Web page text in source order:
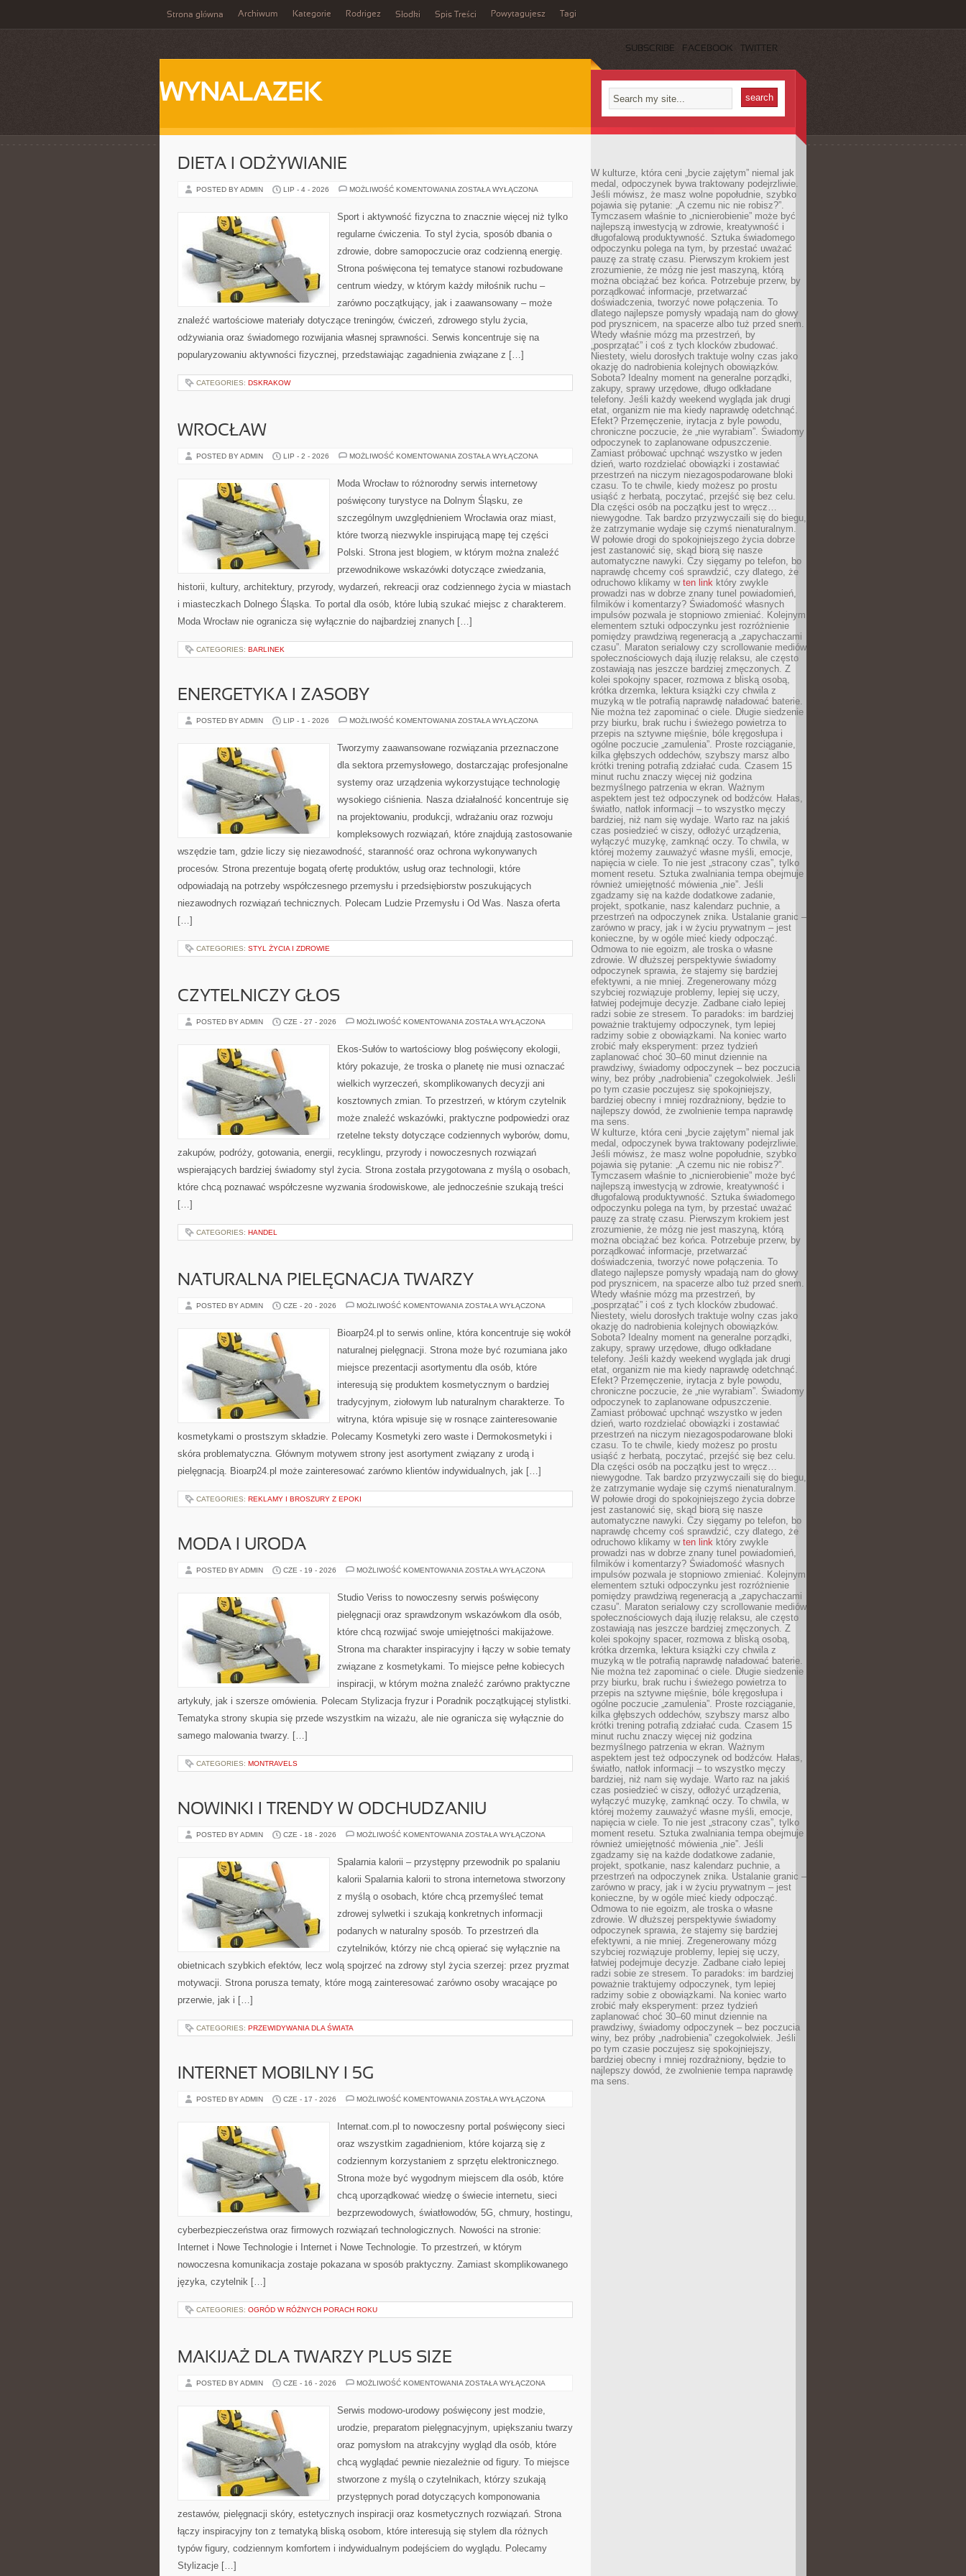
Strona główna Archiwum Kategorie Rodrigez Słodki Spis Treści Powytagujesz Tagi
SUBSCRIBE FACEBOOK TWITTER
WYNALAZEK
DIETA I ODŻYWIANIE
POSTED BY ADMIN LIP - 4 - 2026 MOŻLIWOŚĆ KOMENTOWANIA DIETA
ZOSTAŁA WYŁĄCZONA
Sport i aktywność fizyczna to znacznie więcej niż tylko
regularne ćwiczenia. To styl życia, sposób dbania o
zdrowie, dobre samopoczucie oraz codzienną energię.
Strona poświęcona tej tematyce stanowi rozbudowane
centrum wiedzy, w którym każdy miłośnik ruchu –
zarówno początkujący, jak i zaawansowany – może
znaleźć wartościowe materiały dotyczące treningów, ćwiczeń, zdrowego stylu życia,
odżywiania oraz świadomego rozwijania własnej sprawności. Serwis koncentruje się na
popularyzowaniu aktywności fizycznej, przedstawiając zagadnienia związane z […]
CATEGORIES: DSKRAKOW
WROCŁAW
POSTED BY ADMIN LIP - 2 - 2026 MOŻLIWOŚĆ KOMENTOWANIA WROCŁAW
ZOSTAŁA WYŁĄCZONA
Moda Wrocław to różnorodny serwis internetowy
poświęcony turystyce na Dolnym Śląsku, ze
szczególnym uwzględnieniem Wrocławia oraz miast,
które tworzą niezwykle inspirującą mapę tej części
Polski. Strona jest blogiem, w którym można znaleźć
przewodnikowe wskazówki dotyczące zwiedzania,
historii, kultury, architektury, przyrody, wydarzeń, rekreacji oraz codziennego życia w miastach
i miasteczkach Dolnego Śląska. To portal dla osób, które lubią szukać miejsc z charakterem.
Moda Wrocław nie ogranicza się wyłącznie do najbardziej znanych […]
CATEGORIES: BARLINEK
ENERGETYKA I ZASOBY
POSTED BY ADMIN LIP - 1 - 2026 MOŻLIWOŚĆ KOMENTOWANIA ENERGETYKA
ZOSTAŁA WYŁĄCZONA
Tworzymy zaawansowane rozwiązania przeznaczone
dla sektora przemysłowego, dostarczając profesjonalne
systemy oraz urządzenia wykorzystujące technologię
wysokiego ciśnienia. Nasza działalność koncentruje się
na projektowaniu, produkcji, wdrażaniu oraz rozwoju
kompleksowych rozwiązań, które znajdują zastosowanie
wszędzie tam, gdzie liczy się niezawodność, staranność oraz ochrona wykonywanych
procesów. Strona prezentuje bogatą ofertę produktów, usług oraz technologii, które
odpowiadają na potrzeby współczesnego przemysłu i przedsiębiorstw poszukujących
niezawodnych rozwiązań technicznych. Polecam Ludzie Przemysłu i Od Was. Nasza oferta
[…]
CATEGORIES: STYL ŻYCIA I ZDROWIE
CZYTELNICZY GŁOS
POSTED BY ADMIN CZE - 27 - 2026 MOŻLIWOŚĆ KOMENTOWANIA CZYTELNICZY
ZOSTAŁA WYŁĄCZONA
Ekos-Sułów to wartościowy blog poświęcony ekologii,
który pokazuje, że troska o planetę nie musi oznaczać
wielkich wyrzeczeń, skomplikowanych decyzji ani
kosztownych zmian. To przestrzeń, w którym czytelnik
może znaleźć wskazówki, praktyczne podpowiedzi oraz
rzetelne teksty dotyczące codziennych wyborów, domu,
zakupów, podróży, gotowania, energii, recyklingu, przyrody i nowoczesnych rozwiązań
wspierających bardziej świadomy styl życia. Strona została przygotowana z myślą o osobach,
które chcą poznawać współczesne wyzwania środowiskowe, ale jednocześnie szukają treści
[…]
CATEGORIES: HANDEL
NATURALNA PIELĘGNACJA TWARZY
POSTED BY ADMIN CZE - 20 - 2026 MOŻLIWOŚĆ KOMENTOWANIA NATURALNA
ZOSTAŁA WYŁĄCZONA
Bioarp24.pl to serwis online, która koncentruje się wokół
naturalnej pielęgnacji. Strona może być rozumiana jako
miejsce prezentacji asortymentu dla osób, które
interesują się produktem kosmetycznym o bardziej
tradycyjnym, ziołowym lub naturalnym charakterze. To
witryna, która wpisuje się w rosnące zainteresowanie
kosmetykami o prostszym składzie. Polecamy Kosmetyki zero waste i Dermokosmetyki i
skóra problematyczna. Głównym motywem strony jest asortyment związany z urodą i
pielęgnacją. Bioarp24.pl może zainteresować zarówno klientów indywidualnych, jak […]
CATEGORIES: REKLAMY I BROSZURY Z EPOKI
MODA I URODA
POSTED BY ADMIN CZE - 19 - 2026 MOŻLIWOŚĆ KOMENTOWANIA MODA
ZOSTAŁA WYŁĄCZONA
Studio Veriss to nowoczesny serwis poświęcony
pielęgnacji oraz sprawdzonym wskazówkom dla osób,
które chcą rozwijać swoje umiejętności makijażowe.
Strona ma charakter inspiracyjny i łączy w sobie tematy
związane z kosmetykami. To miejsce pełne kobiecych
inspiracji, w którym można znaleźć zarówno praktyczne
artykuły, jak i szersze omówienia. Polecam Stylizacja fryzur i Poradnik początkującej stylistki.
Tematyka strony skupia się przede wszystkim na wizażu, ale nie ogranicza się wyłącznie do
samego malowania twarzy. […]
CATEGORIES: MONTRAVELS
NOWINKI I TRENDY W ODCHUDZANIU
POSTED BY ADMIN CZE - 18 - 2026 MOŻLIWOŚĆ KOMENTOWANIA NOWINKI
ODCHUDZANIU
ZOSTAŁA WYŁĄCZONA
Spalarnia kalorii – przystępny przewodnik po spalaniu
kalorii Spalarnia kalorii to strona internetowa stworzony
z myślą o osobach, które chcą przemyśleć temat
zdrowej sylwetki i szukają konkretnych informacji
podanych w naturalny sposób. To przestrzeń dla
czytelników, którzy nie chcą opierać się wyłącznie na
obietnicach szybkich efektów, lecz wolą spojrzeć na zdrowy styl życia szerzej: przez pryzmat
motywacji. Strona porusza tematy, które mogą zainteresować zarówno osoby wracające po
przerwie, jak i […]
CATEGORIES: PRZEWIDYWANIA DLA ŚWIATA
INTERNET MOBILNY I 5G
POSTED BY ADMIN CZE - 17 - 2026 MOŻLIWOŚĆ KOMENTOWANIA INTERNET
ZOSTAŁA WYŁĄCZONA
Internat.com.pl to nowoczesny portal poświęcony sieci
oraz wszystkim zagadnieniom, które kojarzą się z
codziennym korzystaniem z sprzętu elektronicznego.
Strona może być wygodnym miejscem dla osób, które
chcą uporządkować wiedzę o świecie internetu, sieci
bezprzewodowych, światłowodów, 5G, chmury, hostingu,
cyberbezpieczeństwa oraz firmowych rozwiązań technologicznych. Nowości na stronie:
Internet i Nowe Technologie i Internet i Nowe Technologie. To przestrzeń, w którym
nowoczesna komunikacja zostaje pokazana w sposób praktyczny. Zamiast skomplikowanego
języka, czytelnik […]
CATEGORIES: OGRÓD W RÓŻNYCH PORACH ROKU
MAKIJAŻ DLA TWARZY PLUS SIZE
POSTED BY ADMIN CZE - 16 - 2026 MOŻLIWOŚĆ KOMENTOWANIA MAKIJAŻ
PLUS
SIZE
ZOSTAŁA WYŁĄCZONA
Serwis modowo-urodowy poświęcony jest modzie,
urodzie, preparatom pielęgnacyjnym, upiększaniu twarzy
oraz pomysłom na atrakcyjny wygląd dla osób, które
chcą wyglądać pewnie niezależnie od figury. To miejsce
stworzone z myślą o czytelnikach, którzy szukają
przystępnych porad dotyczących komponowania
zestawów, pielęgnacji skóry, estetycznych inspiracji oraz kosmetycznych rozwiązań. Strona
łączy inspiracyjny ton z tematyką bliską osobom, które interesują się stylem dla różnych
typów figury, codziennym komfortem i indywidualnym podejściem do wyglądu. Polecamy
Stylizacje […]
W kulturze, która ceni „bycie zajętym” niemal jak
medal, odpoczynek bywa traktowany podejrzliwie.
Jeśli mówisz, że masz wolne popołudnie, szybko
pojawia się pytanie: „A czemu nic nie robisz?”.
Tymczasem właśnie to „nicnierobienie” może być
najlepszą inwestycją w zdrowie, kreatywność i
długofalową produktywność. Sztuka świadomego
odpoczynku polega na tym, by przestać uważać
pauzę za stratę czasu. Pierwszym krokiem jest
zrozumienie, że mózg nie jest maszyną, którą
można obciążać bez końca. Potrzebuje przerw, by
porządkować informacje, przetwarzać
doświadczenia, tworzyć nowe połączenia. To
dlatego najlepsze pomysły wpadają nam do głowy
pod prysznicem, na spacerze albo tuż przed snem.
Wtedy właśnie mózg ma przestrzeń, by
„posprzątać” i coś z tych klocków zbudować.
Niestety, wielu dorosłych traktuje wolny czas jako
okazję do nadrobienia kolejnych obowiązków.
Sobota? Idealny moment na generalne porządki,
zakupy, sprawy urzędowe, długo odkładane
telefony. Jeśli każdy weekend wygląda jak drugi
etat, organizm nie ma kiedy naprawdę odetchnąć.
Efekt? Przemęczenie, irytacja z byle powodu,
chroniczne poczucie, że „nie wyrabiam”. Świadomy
odpoczynek to zaplanowane odpuszczenie.
Zamiast próbować upchnąć wszystko w jeden
dzień, warto rozdzielać obowiązki i zostawiać
przestrzeń na niczym niezagospodarowane bloki
czasu. To te chwile, kiedy możesz po prostu
usiąść z herbatą, poczytać, przejść się bez celu.
Dla części osób na początku jest to wręcz…
niewygodne. Tak bardzo przyzwyczaili się do biegu,
że zatrzymanie wydaje się czymś nienaturalnym.
W połowie drogi do spokojniejszego życia dobrze
jest zastanowić się, skąd biorą się nasze
automatyczne nawyki. Czy sięgamy po telefon, bo
naprawdę chcemy coś sprawdzić, czy dlatego, że
odruchowo klikamy w ten link który zwykle
prowadzi nas w dobrze znany tunel powiadomień,
filmików i komentarzy? Świadomość własnych
impulsów pozwala je stopniowo zmieniać. Kolejnym
elementem sztuki odpoczynku jest rozróżnienie
pomiędzy prawdziwą regeneracją a „zapychaczami
czasu”. Maraton serialowy czy scrollowanie mediów
społecznościowych dają iluzję relaksu, ale często
zostawiają nas jeszcze bardziej zmęczonych. Z
kolei spokojny spacer, rozmowa z bliską osobą,
krótka drzemka, lektura książki czy chwila z
muzyką w tle potrafią naprawdę naładować baterie.
Nie można też zapominać o ciele. Długie siedzenie
przy biurku, brak ruchu i świeżego powietrza to
przepis na sztywne mięśnie, bóle kręgosłupa i
ogólne poczucie „zamulenia”. Proste rozciąganie,
kilka głębszych oddechów, szybszy marsz albo
krótki trening potrafią zdziałać cuda. Czasem 15
minut ruchu znaczy więcej niż godzina
bezmyślnego patrzenia w ekran. Ważnym
aspektem jest też odpoczynek od bodźców. Hałas,
światło, natłok informacji – to wszystko męczy
bardziej, niż nam się wydaje. Warto raz na jakiś
czas posiedzieć w ciszy, odłożyć urządzenia,
wyłączyć muzykę, zamknąć oczy. To chwila, w
której możemy zauważyć własne myśli, emocje,
napięcia w ciele. To nie jest „stracony czas”, tylko
moment resetu. Sztuka zwalniania tempa obejmuje
również umiejętność mówienia „nie”. Jeśli
zgadzamy się na każde dodatkowe zadanie,
projekt, spotkanie, nasz kalendarz puchnie, a
przestrzeń na odpoczynek znika. Ustalanie granic –
zarówno w pracy, jak i w życiu prywatnym – jest
konieczne, by w ogóle mieć kiedy odpocząć.
Odmowa to nie egoizm, ale troska o własne
zdrowie. W dłuższej perspektywie świadomy
odpoczynek sprawia, że stajemy się bardziej
efektywni, a nie mniej. Zregenerowany mózg
szybciej rozwiązuje problemy, lepiej się uczy,
łatwiej podejmuje decyzje. Zadbane ciało lepiej
radzi sobie ze stresem. To paradoks: im bardziej
poważnie traktujemy odpoczynek, tym lepiej
radzimy sobie z obowiązkami. Na koniec warto
zrobić mały eksperyment: przez tydzień
zaplanować choć 30–60 minut dziennie na
prawdziwy, świadomy odpoczynek – bez poczucia
winy, bez próby „nadrobienia” czegokolwiek. Jeśli
po tym czasie poczujesz się spokojniejszy,
bardziej obecny i mniej rozdrażniony, będzie to
najlepszy dowód, że zwolnienie tempa naprawdę
ma sens.
W kulturze, która ceni „bycie zajętym” niemal jak
medal, odpoczynek bywa traktowany podejrzliwie.
Jeśli mówisz, że masz wolne popołudnie, szybko
pojawia się pytanie: „A czemu nic nie robisz?”.
Tymczasem właśnie to „nicnierobienie” może być
najlepszą inwestycją w zdrowie, kreatywność i
długofalową produktywność. Sztuka świadomego
odpoczynku polega na tym, by przestać uważać
pauzę za stratę czasu. Pierwszym krokiem jest
zrozumienie, że mózg nie jest maszyną, którą
można obciążać bez końca. Potrzebuje przerw, by
porządkować informacje, przetwarzać
doświadczenia, tworzyć nowe połączenia. To
dlatego najlepsze pomysły wpadają nam do głowy
pod prysznicem, na spacerze albo tuż przed snem.
Wtedy właśnie mózg ma przestrzeń, by
„posprzątać” i coś z tych klocków zbudować.
Niestety, wielu dorosłych traktuje wolny czas jako
okazję do nadrobienia kolejnych obowiązków.
Sobota? Idealny moment na generalne porządki,
zakupy, sprawy urzędowe, długo odkładane
telefony. Jeśli każdy weekend wygląda jak drugi
etat, organizm nie ma kiedy naprawdę odetchnąć.
Efekt? Przemęczenie, irytacja z byle powodu,
chroniczne poczucie, że „nie wyrabiam”. Świadomy
odpoczynek to zaplanowane odpuszczenie.
Zamiast próbować upchnąć wszystko w jeden
dzień, warto rozdzielać obowiązki i zostawiać
przestrzeń na niczym niezagospodarowane bloki
czasu. To te chwile, kiedy możesz po prostu
usiąść z herbatą, poczytać, przejść się bez celu.
Dla części osób na początku jest to wręcz…
niewygodne. Tak bardzo przyzwyczaili się do biegu,
że zatrzymanie wydaje się czymś nienaturalnym.
W połowie drogi do spokojniejszego życia dobrze
jest zastanowić się, skąd biorą się nasze
automatyczne nawyki. Czy sięgamy po telefon, bo
naprawdę chcemy coś sprawdzić, czy dlatego, że
odruchowo klikamy w ten link który zwykle
prowadzi nas w dobrze znany tunel powiadomień,
filmików i komentarzy? Świadomość własnych
impulsów pozwala je stopniowo zmieniać. Kolejnym
elementem sztuki odpoczynku jest rozróżnienie
pomiędzy prawdziwą regeneracją a „zapychaczami
czasu”. Maraton serialowy czy scrollowanie mediów
społecznościowych dają iluzję relaksu, ale często
zostawiają nas jeszcze bardziej zmęczonych. Z
kolei spokojny spacer, rozmowa z bliską osobą,
krótka drzemka, lektura książki czy chwila z
muzyką w tle potrafią naprawdę naładować baterie.
Nie można też zapominać o ciele. Długie siedzenie
przy biurku, brak ruchu i świeżego powietrza to
przepis na sztywne mięśnie, bóle kręgosłupa i
ogólne poczucie „zamulenia”. Proste rozciąganie,
kilka głębszych oddechów, szybszy marsz albo
krótki trening potrafią zdziałać cuda. Czasem 15
minut ruchu znaczy więcej niż godzina
bezmyślnego patrzenia w ekran. Ważnym
aspektem jest też odpoczynek od bodźców. Hałas,
światło, natłok informacji – to wszystko męczy
bardziej, niż nam się wydaje. Warto raz na jakiś
czas posiedzieć w ciszy, odłożyć urządzenia,
wyłączyć muzykę, zamknąć oczy. To chwila, w
której możemy zauważyć własne myśli, emocje,
napięcia w ciele. To nie jest „stracony czas”, tylko
moment resetu. Sztuka zwalniania tempa obejmuje
również umiejętność mówienia „nie”. Jeśli
zgadzamy się na każde dodatkowe zadanie,
projekt, spotkanie, nasz kalendarz puchnie, a
przestrzeń na odpoczynek znika. Ustalanie granic –
zarówno w pracy, jak i w życiu prywatnym – jest
konieczne, by w ogóle mieć kiedy odpocząć.
Odmowa to nie egoizm, ale troska o własne
zdrowie. W dłuższej perspektywie świadomy
odpoczynek sprawia, że stajemy się bardziej
efektywni, a nie mniej. Zregenerowany mózg
szybciej rozwiązuje problemy, lepiej się uczy,
łatwiej podejmuje decyzje. Zadbane ciało lepiej
radzi sobie ze stresem. To paradoks: im bardziej
poważnie traktujemy odpoczynek, tym lepiej
radzimy sobie z obowiązkami. Na koniec warto
zrobić mały eksperyment: przez tydzień
zaplanować choć 30–60 minut dziennie na
prawdziwy, świadomy odpoczynek – bez poczucia
winy, bez próby „nadrobienia” czegokolwiek. Jeśli
po tym czasie poczujesz się spokojniejszy,
bardziej obecny i mniej rozdrażniony, będzie to
najlepszy dowód, że zwolnienie tempa naprawdę
ma sens.